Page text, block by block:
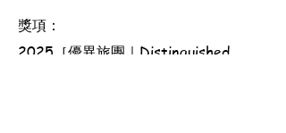
獎項：
2025［優異旅團｜Distinguished